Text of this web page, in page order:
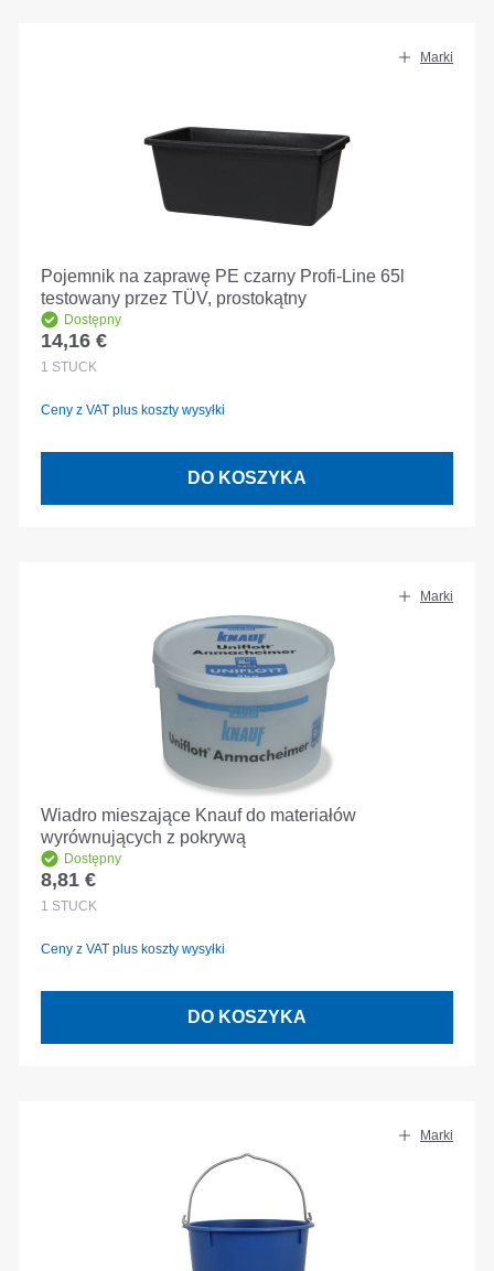
Marki
Pojemnik na zaprawę PE czarny Profi-Line 65l
testowany przez TÜV, prostokątny
Dostępny
Cena regularna:
14,16 €
1 STÜCK
Ceny z VAT plus koszty wysyłki
DO KOSZYKA
Marki
Wiadro mieszające Knauf do materiałów
wyrównujących z pokrywą
Dostępny
Cena regularna:
8,81 €
1 STÜCK
Ceny z VAT plus koszty wysyłki
DO KOSZYKA
Marki